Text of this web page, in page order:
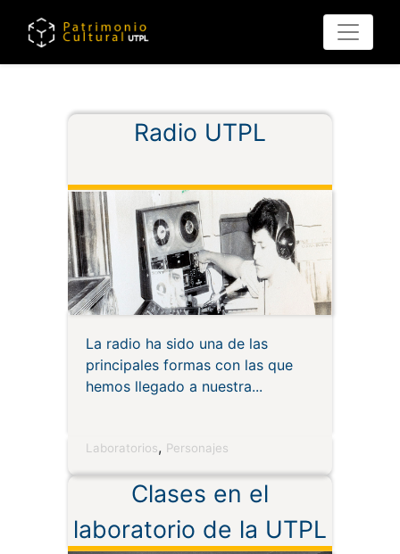
Radio UTPL
La radio ha sido una de las
principales formas con las que
hemos llegado a nuestra
Laboratorios, Personajes
Clases en el
laboratorio de la UTPL